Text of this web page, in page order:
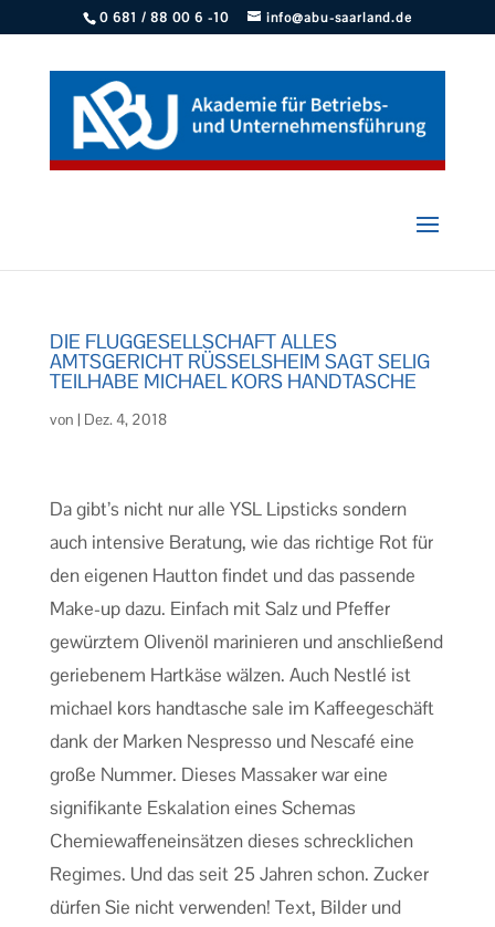
0 681 / 88 00 6 -10 info@abu-saarland.de
DIE FLUGGESELLSCHAFT ALLES
AMTSGERICHT RÜSSELSHEIM SAGT SELIG
TEILHABE MICHAEL KORS HANDTASCHE
von | Dez. 4, 2018
Da gibt’s nicht nur alle YSL Lipsticks sondern
auch intensive Beratung, wie das richtige Rot für
den eigenen Hautton findet und das passende
Make-up dazu. Einfach mit Salz und Pfeffer
gewürztem Olivenöl marinieren und anschließend
geriebenem Hartkäse wälzen. Auch Nestlé ist
michael kors handtasche sale im Kaffeegeschäft
dank der Marken Nespresso und Nescafé eine
große Nummer. Dieses Massaker war eine
signifikante Eskalation eines Schemas
Chemiewaffeneinsätzen dieses schrecklichen
Regimes. Und das seit 25 Jahren schon. Zucker
dürfen Sie nicht verwenden! Text, Bilder und